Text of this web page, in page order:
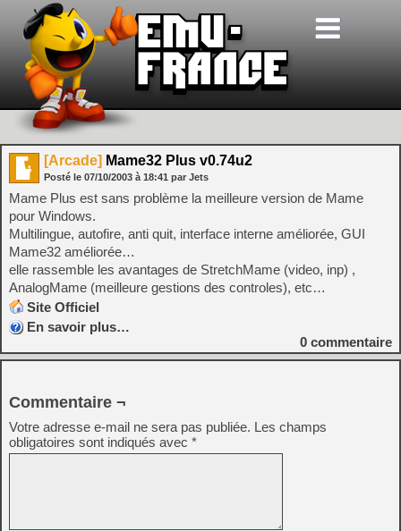
[Arcade] Mame32 Plus v0.74u2
Posté le 07/10/2003 à 18:41 par Jets
Mame Plus est sans problème la meilleure version de Mame
pour Windows.
Multilingue, autofire, anti quit, interface interne améliorée, GUI
Mame32 améliorée…
elle rassemble les avantages de StretchMame (video, inp) ,
AnalogMame (meilleure gestions des controles), etc…
Site Officiel
En savoir plus…
0 commentaire
Commentaire ¬
Votre adresse e-mail ne sera pas publiée. Les champs
obligatoires sont indiqués avec *